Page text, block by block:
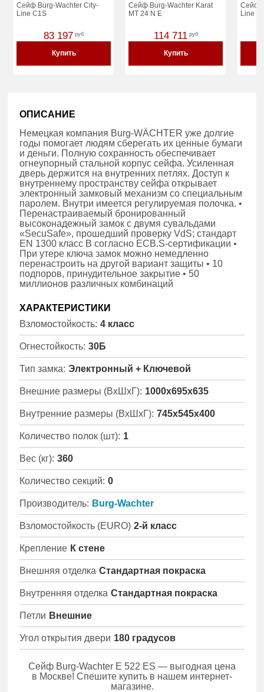
Сейф Burg-Wachter City-
Line C1S
83 197 руб
Купить
Сейф Burg-Wachter Karat
MT 24 N E
114 711 руб
Купить
Сейф
Line
ОПИСАНИЕ
Немецкая компания Burg-WÄCHTER уже долгие
годы помогает людям сберегать их ценные бумаги
и деньги. Полную сохранность обеспечивает
огнеупорный стальной корпус сейфа. Усиленная
дверь держится на внутренних петлях. Доступ к
внутреннему пространству сейфа открывает
электронный замковый механизм со специальным
паролем. Внутри имеется регулируемая полочка. •
Перенастраиваемый бронированный
высоконадежный замок с двумя сувальдами
«SecuSafe», прошедший проверку VdS; стандарт
EN 1300 класс B согласно ECB.S-сертификации •
При утере ключа замок можно немедленно
перенастроить на другой вариант защиты • 10
подпоров, принудительное закрытие • 50
миллионов различных комбинаций
ХАРАКТЕРИСТИКИ
Взломостойкость: 4 класс
Огнестойкость: 30Б
Тип замка: Электронный + Ключевой
Внешние размеры (ВхШхГ): 1000x695x635
Внутренние размеры (ВхШхГ): 745x545x400
Количество полок (шт): 1
Вес (кг): 360
Количество секций: 0
Производитель: Burg-Wachter
Взломостойкость (EURO) 2-й класс
Крепление К стене
Внешняя отделка Стандартная покраска
Внутренняя отделка Стандартная покраска
Петли Внешние
Угол открытия двери 180 градусов
Сейф Burg-Wachter E 522 ES — выгодная цена
в Москве! Спешите купить в нашем интернет-
магазине.